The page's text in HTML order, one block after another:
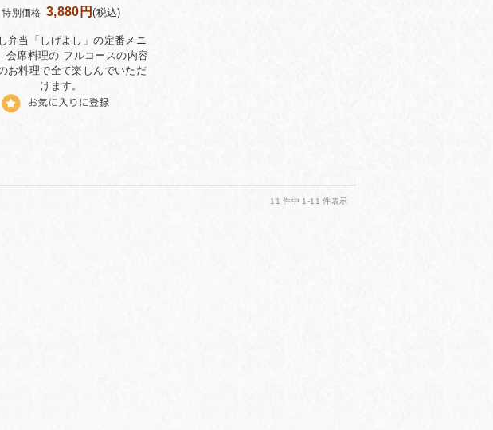
特別価格 3,880円(税込)
弁当「しげよし」の定番メニ
会席料理の フルコースの内容
お料理で全て楽しんでいただ
けます。
11 件中 1-11 件表示